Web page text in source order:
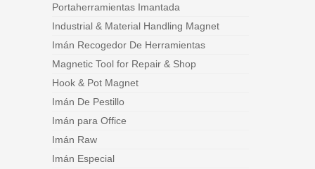
Portaherramientas Imantada
Industrial & Material Handling Magnet
Imán Recogedor De Herramientas
Magnetic Tool for Repair & Shop
Hook & Pot Magnet
Imán De Pestillo
Imán para Office
Imán Raw
Imán Especial